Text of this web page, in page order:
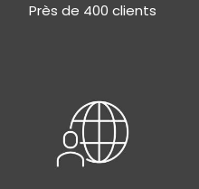
Près de 400 clients